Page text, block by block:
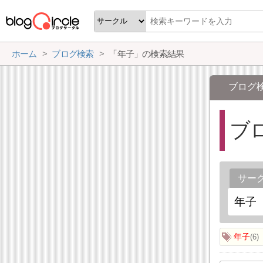
ホーム ブログ検索 「年子」の検索結果
ブログ
ブ
サー
年子 6